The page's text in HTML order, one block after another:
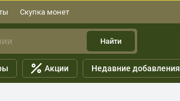
Скупка монет
Найти
Акции Недавние добавления